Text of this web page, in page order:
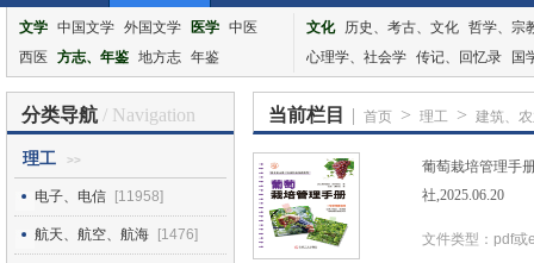
文学 中国文学 外国文学 医学 中医
西医
方志、年鉴 地方志 年鉴
文化 历史、考古、文化 哲学、宗
心理学、社会学 传记、回忆录 国
分类导航 / Navigation
理工 >>
电子、电信 [11958]
航天、航空、航海 [1476]
当前栏目 | 首页 > 理工 > 建筑、
葡萄栽培管理手
社,2025.06.20
文件类型：pdf